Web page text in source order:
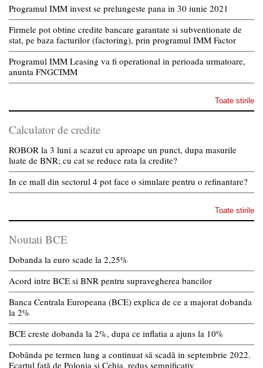
Programul IMM invest se prelungeste pana in 30 iunie 2021
Firmele pot obtine credite bancare garantate si subventionate de
stat, pe baza facturilor (factoring), prin programul IMM Factor
Programul IMM Leasing va fi operational in perioada urmatoare,
anunta FNGCIMM
Toate stirile
Calculator de credite
ROBOR la 3 luni a scazut cu aproape un punct, dupa masurile
luate de BNR; cu cat se reduce rata la credite?
In ce mall din sectorul 4 pot face o simulare pentru o refinantare?
Toate stirile
Noutati BCE
Dobanda la euro scade la 2,25%
Acord intre BCE si BNR pentru supravegherea bancilor
Banca Centrala Europeana (BCE) explica de ce a majorat dobanda
la 2%
BCE creste dobanda la 2%, dupa ce inflatia a ajuns la 10%
Dobânda pe termen lung a continuat să scadă in septembrie 2022.
Ecartul față de Polonia și Cehia, redus semnificativ